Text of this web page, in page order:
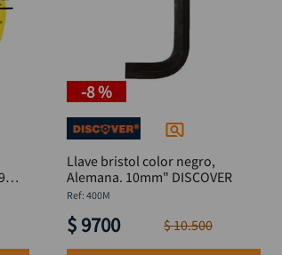
-8 %
Llave bristol color negro,
Alemana. 10mm" DISCOVER
: 400M
$ 9700 $10.500